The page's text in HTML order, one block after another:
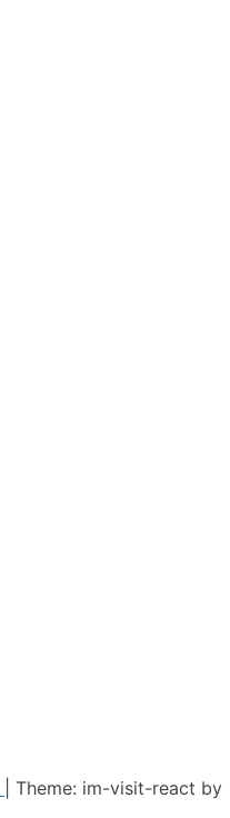
Theme: im-visit-react by